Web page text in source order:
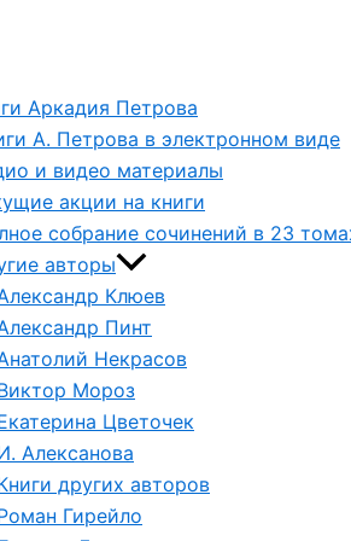
Аркадия Петрова
А. Петрова в электронном виде
и видео материалы
акции на книги
собрание сочинений в 23
авторы
Клюев
Пинт
Некрасов
Мороз
Цветочек
Алексанова
других авторов
Гирейло